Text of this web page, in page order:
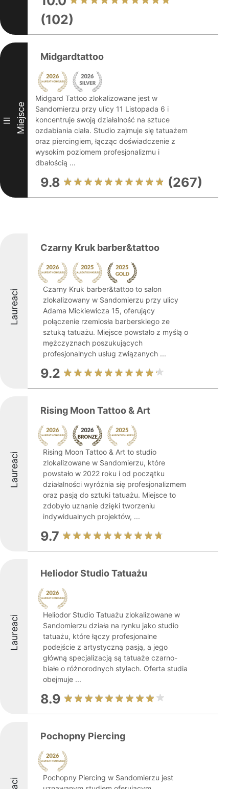
(102)
III Miejsce
Midgardtattoo
Midgard Tattoo zlokalizowane jest w
Sandomierzu przy ulicy 11 Listopada 6 i
koncentruje swoją działalność na sztuce
ozdabiania ciała. Studio zajmuje się tatuażem
oraz piercingiem, łącząc doświadczenie z
wysokim poziomem profesjonalizmu i
dbałością ...
9.8 (267)
Laureaci
Czarny Kruk barber&tattoo
Czarny Kruk barber&tattoo to salon
zlokalizowany w Sandomierzu przy ulicy
Adama Mickiewicza 15, oferujący
połączenie rzemiosła barberskiego ze
sztuką tatuażu. Miejsce powstało z myślą o
mężczyznach poszukujących
profesjonalnych usług związanych ...
9.2
Laureaci
Rising Moon Tattoo & Art
Rising Moon Tattoo & Art to studio
zlokalizowane w Sandomierzu, które
powstało w 2022 roku i od początku
działalności wyróżnia się profesjonalizmem
oraz pasją do sztuki tatuażu. Miejsce to
zdobyło uznanie dzięki tworzeniu
indywidualnych projektów, ...
9.7
Laureaci
Heliodor Studio Tatuażu
Heliodor Studio Tatuażu zlokalizowane w
Sandomierzu działa na rynku jako studio
tatuażu, które łączy profesjonalne
podejście z artystyczną pasją, a jego
główną specjalizacją są tatuaże czarno-
białe o różnorodnych stylach. Oferta studia
obejmuje ...
8.9
Pochopny Piercing
Pochopny Piercing w Sandomierzu jest